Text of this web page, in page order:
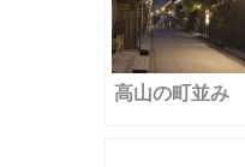
高山の町並み